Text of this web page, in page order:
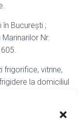
Bucureşti ;
Nr.
frigorifice, vitrine,
la domiciliul
Reparatii Frigidere